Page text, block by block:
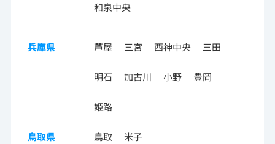
和泉中央
兵庫県 芦屋 三宮 西神中央 三田
明石 加古川 小野 豊岡
姫路
鳥取県 鳥取 米子